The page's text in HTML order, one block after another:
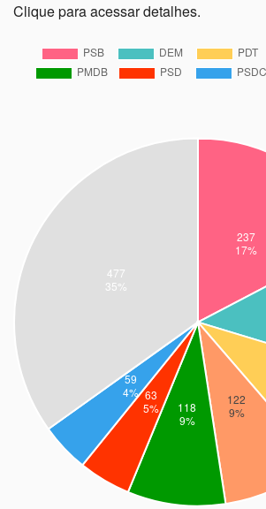
Clique para acessar detalhes.